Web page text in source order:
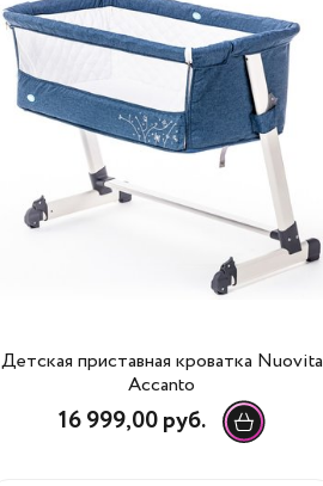
Детская приставная кроватка Nuovita
Accanto
16 999,00 руб.